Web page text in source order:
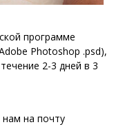
программе
Photoshop .psd),
2-3 дней в 3
нам на почту